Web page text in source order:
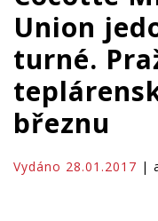
Union
turné.
březnu
Vydáno 28.01.2017 |